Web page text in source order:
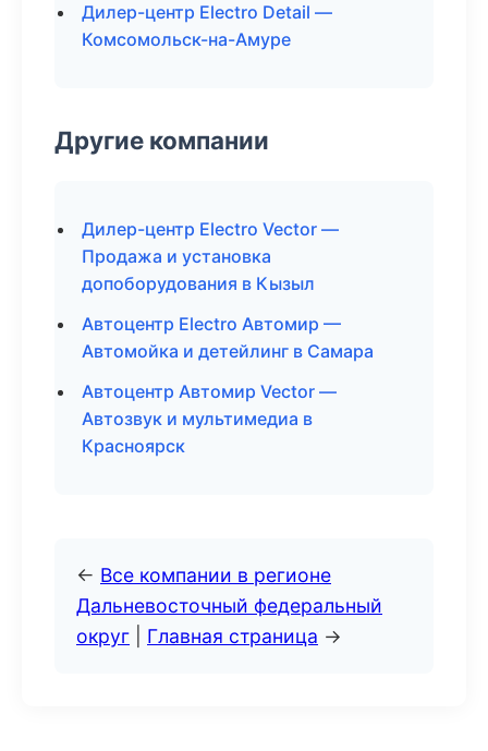
Дилер-центр Electro Detail —
Комсомольск-на-Амуре
Другие компании
Дилер-центр Electro Vector —
Продажа и установка
допоборудования в Кызыл
Автоцентр Electro Автомир —
Автомойка и детейлинг в Самара
Автоцентр Автомир Vector —
Автозвук и мультимедиа в
Красноярск
← Все компании в регионе
Дальневосточный федеральный
округ
Главная страница →